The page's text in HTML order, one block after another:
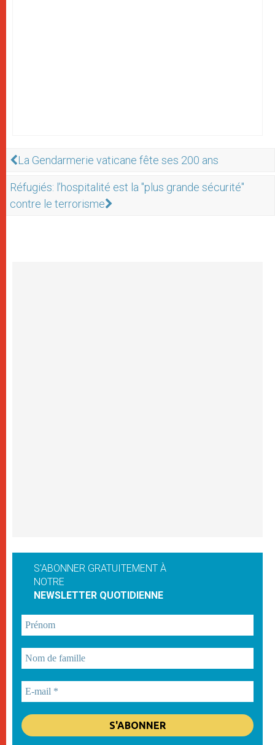
La Gendarmerie vaticane fête ses 200 ans
Réfugiés: l’hospitalité est la "plus grande sécurité"
contre le terrorisme
S'ABONNER GRATUITEMENT À
NOTRE
NEWSLETTER QUOTIDIENNE